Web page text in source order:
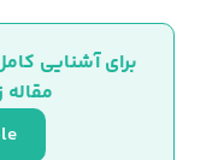
مقاله